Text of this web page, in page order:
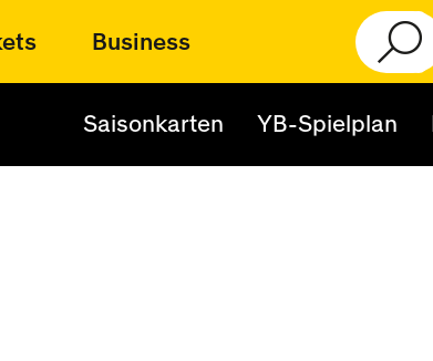
Business
Saisonkarten YB-Spielplan